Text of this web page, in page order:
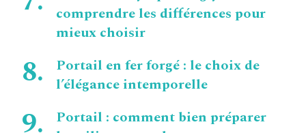
comprendre les différences pour
mieux choisir
Portail en fer forgé : le choix de
l’élégance intemporelle
Portail : comment bien préparer